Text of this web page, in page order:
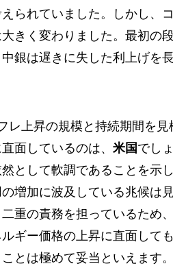
られていました。しかし、
きく変わりました。最初の
銀は遅きに失した利上げを
レ上昇の規模と持続期間を見
面しているのは、 米国 でし
として軟調であることを示
増加に波及している兆候は見
重の責務を担っているため
ギー価格の上昇に直面して
とは極めて妥当といえます。